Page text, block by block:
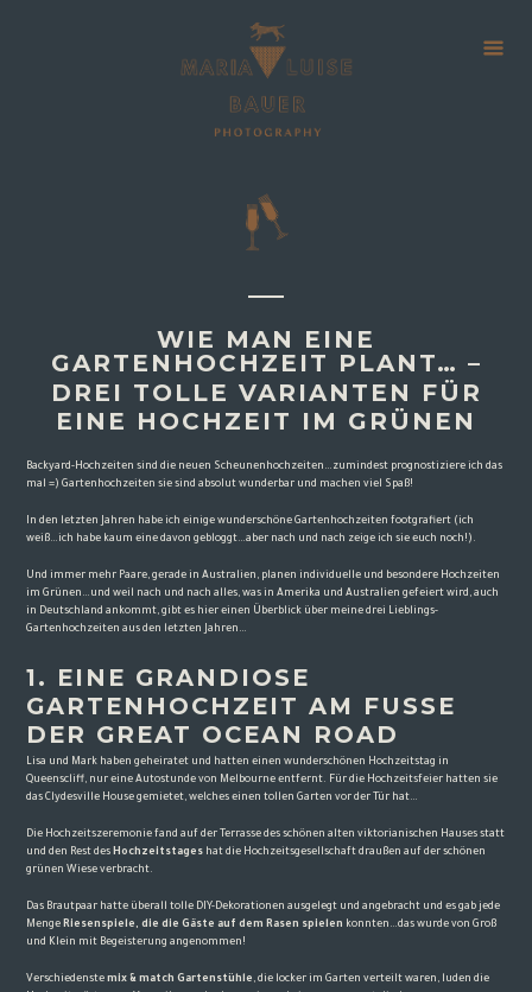
WIE MAN EINE
GARTENHOCHZEIT PLANT… –
DREI TOLLE VARIANTEN FÜR
EINE HOCHZEIT IM GRÜNEN
Backyard-Hochzeiten sind die neuen Scheunenhochzeiten…zumindest prognostiziere ich das
mal =) Gartenhochzeiten sie sind absolut wunderbar und machen viel Spaß!
In den letzten Jahren habe ich einige wunderschöne Gartenhochzeiten footgrafiert (ich
weiß…ich habe kaum eine davon gebloggt…aber nach und nach zeige ich sie euch noch!).
Und immer mehr Paare, gerade in Australien, planen individuelle und besondere Hochzeiten
im Grünen…und weil nach und nach alles, was in Amerika und Australien gefeiert wird, auch
in Deutschland ankommt, gibt es hier einen Überblick über meine drei Lieblings-
Gartenhochzeiten aus den letzten Jahren…
1. EINE GRANDIOSE
GARTENHOCHZEIT AM FUSSE D
ER GREAT OCEAN ROAD
Lisa und Mark haben geheiratet und hatten einenwunderschönen Hochzeitstag in
Queenscliff, nur eine Autostunde von Melbourne entfernt. Für die Hochzeitsfeier hatten sie
das Clydesville House gemietet, welches einen tollen Garten vor der Tür hat…
Die Hochzeitszeremonie fand auf der Terrasse des schönen alten viktorianischen Hauses statt
und den Rest desHochzeitstages hat die Hochzeitsgesellschaft draußen auf der schönen
grünen Wiese verbracht.
Das Brautpaar hatte überall tolle DIY-Dekorationen ausgelegt und angebracht und es gab jede
MengeRiesenspiele, die die Gäste auf dem Rasen spielen konnten…das wurde von Groß
und Klein mit Begeisterung angenommen!
Verschiedenstemix & match Gartenstühle , die locker im Garten verteilt waren, luden die